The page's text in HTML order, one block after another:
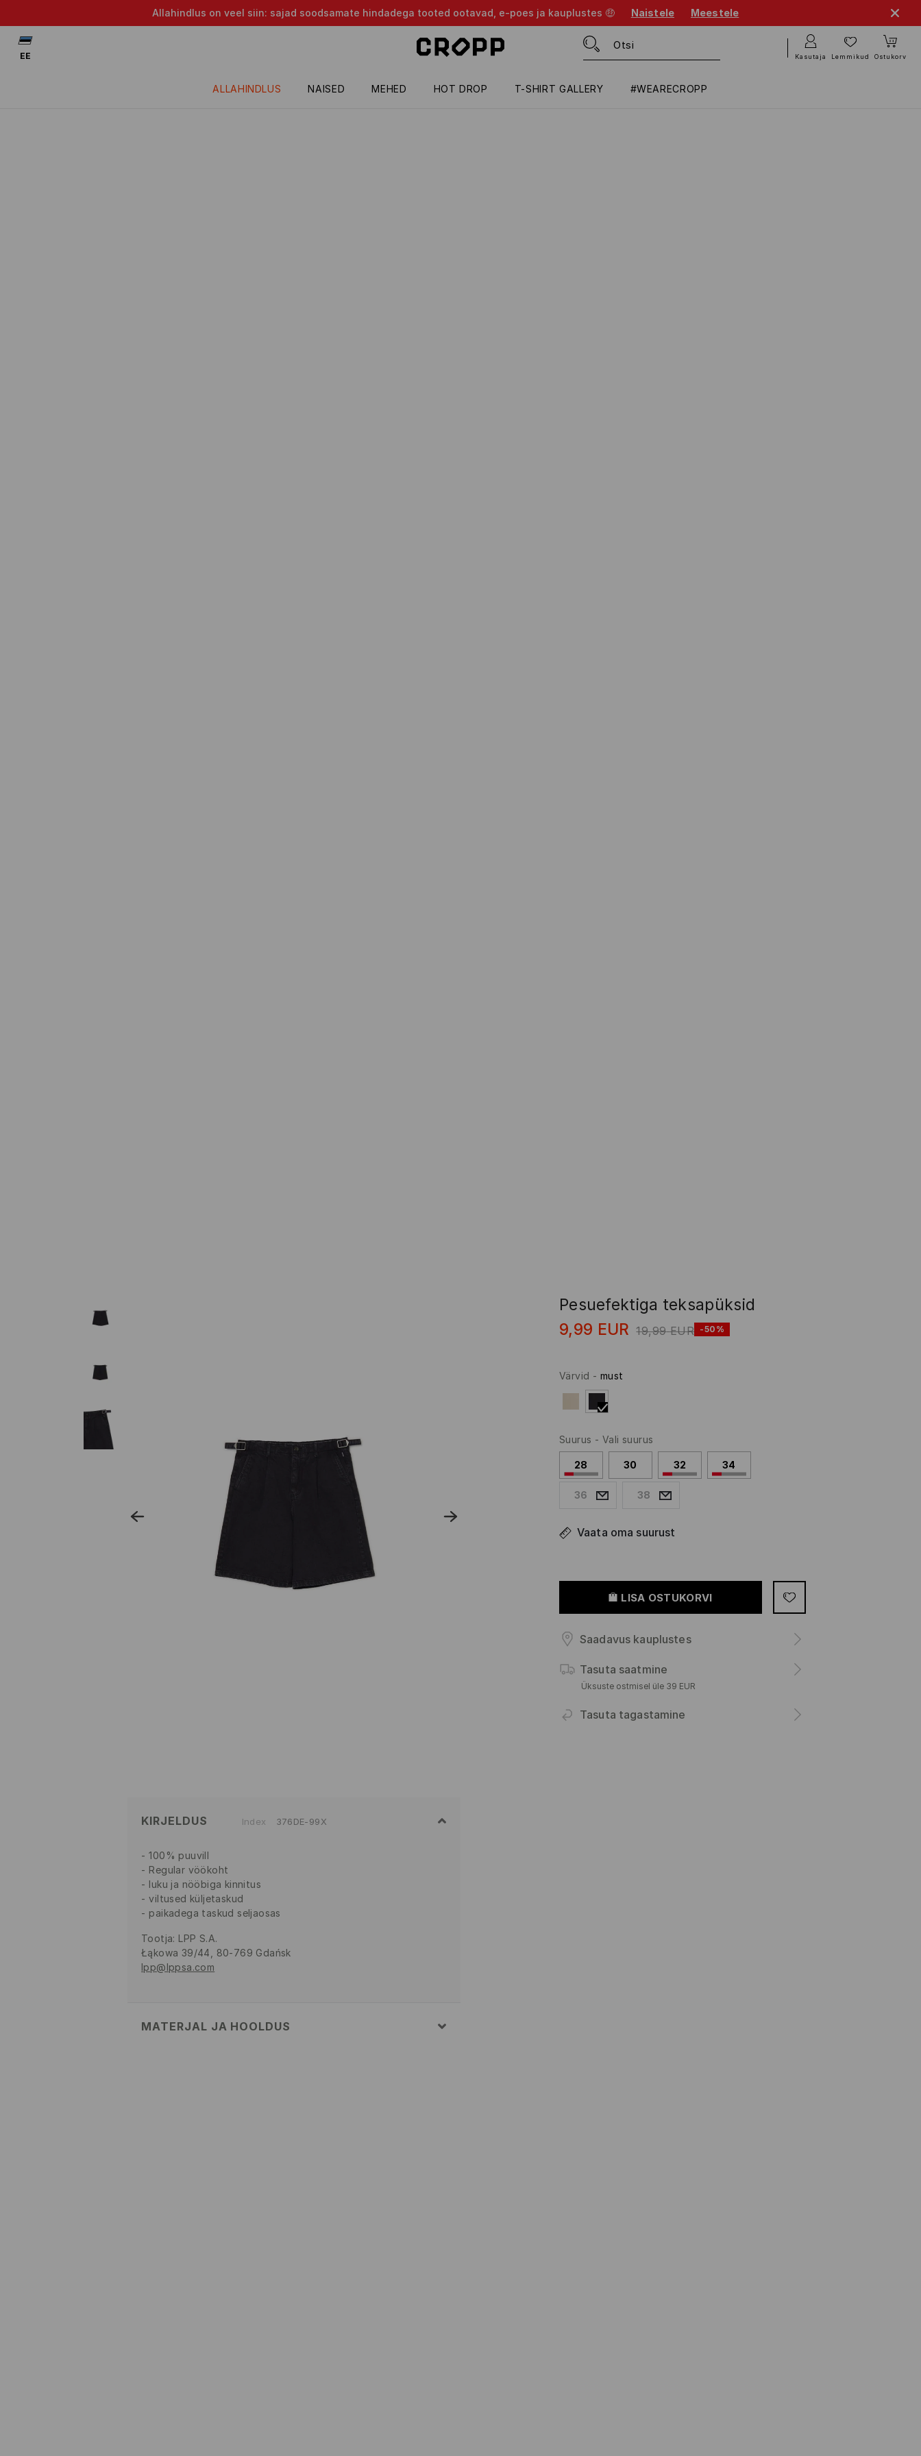
Allahindlus on veel siin: sajad soodsamate hindadega tooted ootavad, e-poes ja kauplustes 🤑 Naistele Meestele
ALLAHINDLUS NAISED MEHED HOT DROP T-SHIRT GALLERY #WEARECROPP
EE Kasutaja Lemmikud Ostukorv
Pesuefektiga teksapüksid
9,99 EUR 19,99 EUR -50%
Värvid - must
Suurus - Vali suurus
28 30 32 34
36 38
Vaata oma suurust
LISA OSTUKORVI
Saadavus kauplustes
Tasuta saatmine
Üksuste ostmisel üle 39 EUR
Tasuta tagastamine
KIRJELDUS Index 376DE-99X
100% puuvill
Regular vöökoht
luku ja nööbiga kinnitus
viltused küljetaskud
paikadega taskud seljaosas
Tootja: LPP S.A.
Łąkowa 39/44, 80-769 Gdańsk
lpp@lppsa.com
MATERJAL JA HOOLDUS